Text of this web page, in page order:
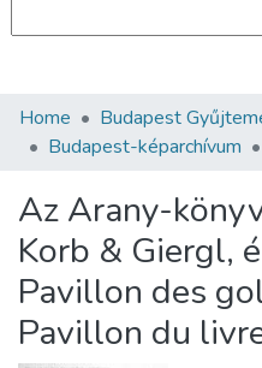
Communities &
Statistics
About us
Home Budapest
Budapest-képarchívum
Az Arany-
Korb & Giergl,
Pavillon des
Pavillon du